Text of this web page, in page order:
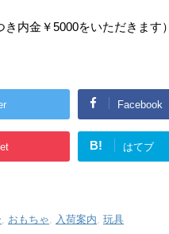
内金￥5000をいただきます）
Facebook
B! はてブ
, おもちゃ, 入荷案内, 玩具